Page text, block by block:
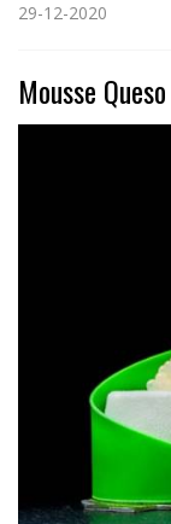
29-12-2020
Mousse